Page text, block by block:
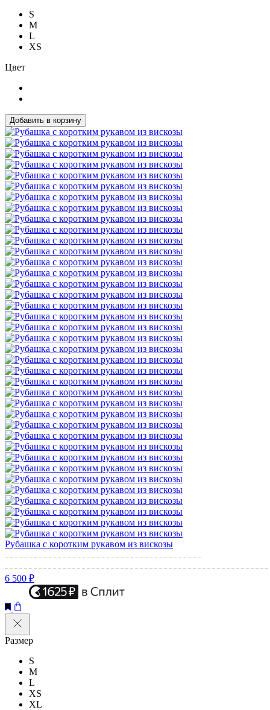
S
M
L
XS
Цвет
Добавить в корзину
Рубашка с коротким рукавом из вискозы
6 500 ₽
Размер
S
M
L
XS
XL